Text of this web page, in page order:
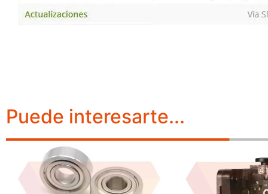
Puede interesarte...